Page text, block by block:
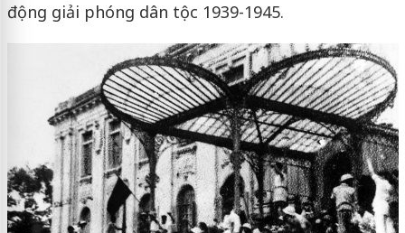
động giải phóng dân tộc 1939-1945.